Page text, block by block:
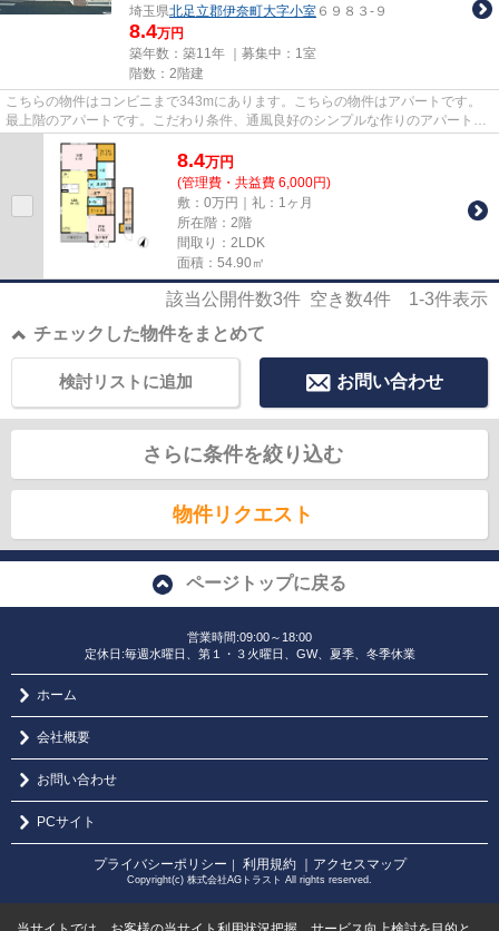
埼玉県北足立郡伊奈町大字小室 ６９８３-９
8.4万円
築年数：築11年 ｜募集中： 1室
階数：2階建
こちらの物件はコンビニまで343mにあります。こちらの物件はアパートです。
最上階のアパートです。こだわり条件、通風良好のシンプルな作りのアパートで
す。気分が落ちた時には換気で...
8.4万円
(管理費・共益費 6,000円)
敷：0万円｜礼：1ヶ月
所在階：2階
間取り：2LDK
面積：54.90㎡
該当公開件数3件 空き数4件 1-3件表示
チェックした物件をまとめて
お問い合わせ
検討リストに追加
さらに条件を絞り込む
物件リクエスト
ページトップに戻る
営業時間:09:00～18:00
定休日:毎週水曜日、第１・３火曜日、GW、夏季、冬季休業
ホーム
会社概要
お問い合わせ
PCサイト
プライバシーポリシー ｜ 利用規約 ｜アクセスマップ
Copyright(c) 株式会社AGトラスト All rights reserved.